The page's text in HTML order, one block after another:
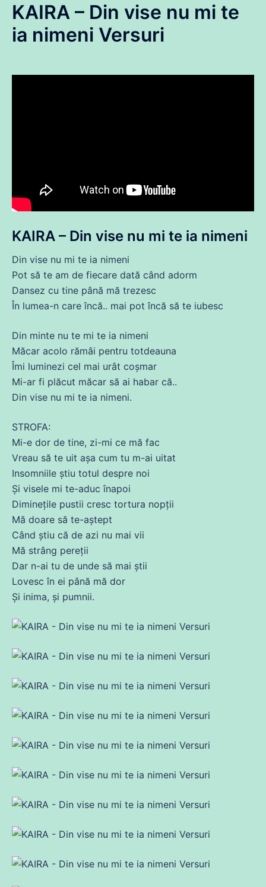
KAIRA – Din vise nu mi te
ia nimeni Versuri
KAIRA – Din vise nu mi te ia nimeni
Din vise nu mi te ia nimeni
Pot să te am de fiecare dată când adorm
Dansez cu tine până mă trezesc
În lumea-n care încă.. mai pot încă să te iubesc
Din minte nu te mi te ia nimeni
Măcar acolo rămâi pentru totdeauna
Îmi luminezi cel mai urât coșmar
Mi-ar fi plăcut măcar să ai habar că..
Din vise nu mi te ia nimeni.
STROFA:
Mi-e dor de tine, zi-mi ce mă fac
Vreau să te uit așa cum tu m-ai uitat
Insomniile știu totul despre noi
Și visele mi te-aduc înapoi
Diminețile pustii cresc tortura nopții
Mă doare să te-aștept
Când știu că de azi nu mai vii
Mă strâng pereții
Dar n-ai tu de unde să mai știi
Lovesc în ei până mă dor
Și inima, și pumnii.